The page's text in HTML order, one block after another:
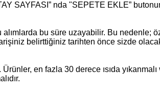
SAYFASI” nda "SEPETE EKLE”
bu süre uzayabilir. Bu nedenle;
belirttiğiniz tarihten önce sizde
en fazla 30 derece ısıda